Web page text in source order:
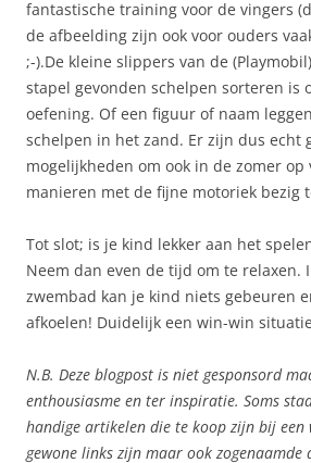
fantastische training voor de vingers
de afbeelding zijn ook voor ouders
;-).De kleine slippers van de
stapel gevonden schelpen sorteren is
oefening. Of een figuur of naam
schelpen in het zand. Er zijn dus echt
mogelijkheden om ook in de zomer op
manieren met de fijne motoriek bezig
Tot slot; is je kind lekker aan het
Neem dan even de tijd om te relaxen.
zwembad kan je kind niets gebeuren
afkoelen! Duidelijk een win-win situatie
N.B. Deze blogpost is niet gesponsord
enthousiasme en ter inspiratie. Soms
handige artikelen die te koop zijn bij een
gewone links zijn maar ook